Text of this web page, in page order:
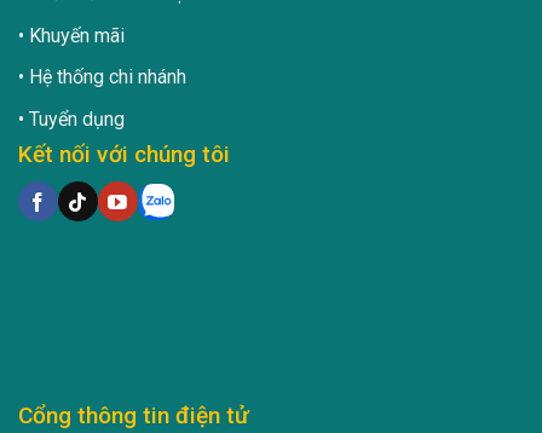
Khuyến mãi
Hệ thống chi nhánh
Tuyển dụng
Kết nối với chúng tôi
Cổng thông tin điện tử